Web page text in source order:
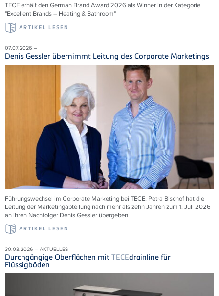
TECE erhält den German Brand Award 2026 als Winner in der Kategorie
"Excellent Brands – Heating & Bathroom"
ARTIKEL LESEN
07.07.2026 –
Denis Gessler übernimmt Leitung des Corporate Marketings
Führungswechsel im Corporate Marketing bei TECE: Petra Bischof hat die
Leitung der Marketingabteilung nach mehr als zehn Jahren zum 1. Juli 2026
an ihren Nachfolger Denis Gessler übergeben.
ARTIKEL LESEN
30.03.2026 – AKTUELLES
Durchgängige Oberflächen mit TECEdrainline für
Flüssigböden